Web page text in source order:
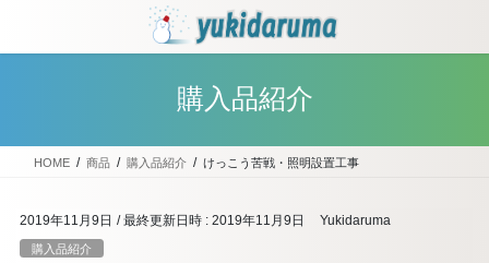
テ
ス
ゲ
ン
購入品紹介
HOME 商品 購入品紹介 けっこう苦戦・照明設置工事
2019年11月9日 / 最終更新日時 : 2019年11月9日 Yukidaruma
購入品紹介